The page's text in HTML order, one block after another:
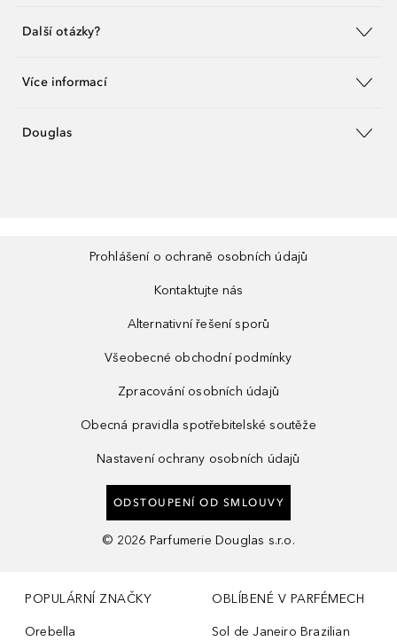
Další otázky?
Více informací
Douglas
Prohlášení o ochraně osobních údajů
Kontaktujte nás
Alternativní řešení sporů
Všeobecné obchodní podmínky
Zpracování osobních údajů
Obecná pravidla spotřebitelské soutěže
Nastavení ochrany osobních údajů
ODSTOUPENÍ OD SMLOUVY
© 2026 Parfumerie Douglas s.r.o.
POPULÁRNÍ ZNAČKY
Orebella
OBLÍBENÉ V PARFÉMECH
Sol de Janeiro Brazilian